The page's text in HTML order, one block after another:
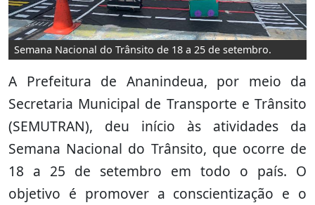
Semana Nacional do Trânsito de 18 a 25 de setembro.
A Prefeitura de Ananindeua, por meio da
Secretaria Municipal de Transporte e Trânsito
(SEMUTRAN), deu início às atividades da
Semana Nacional do Trânsito, que ocorre de
18 a 25 de setembro em todo o país. O
objetivo é promover a conscientização e o